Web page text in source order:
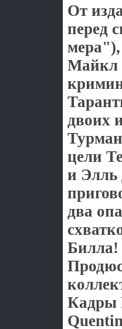
От
перед
Майкл
двоих
цели
и Элль
два
Билла!
Кадры